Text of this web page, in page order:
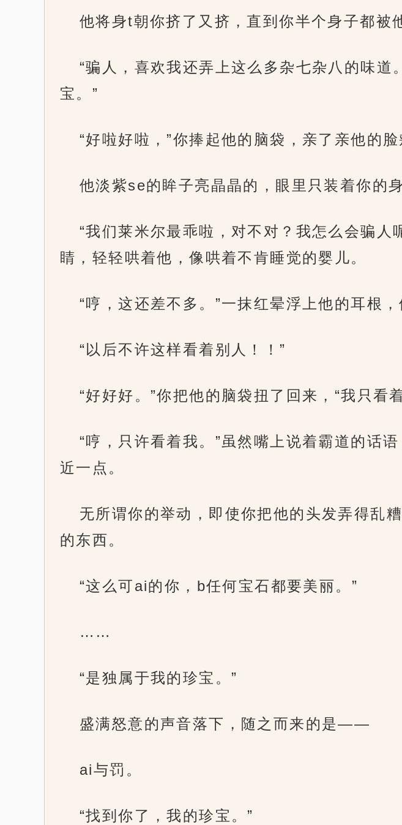
他将身t朝你挤了又挤，直到你半个身子都被
“骗人，喜欢我还弄上这么多杂七杂八的味道
宝。”
“好啦好啦，”你捧起他的脑袋，亲了亲他的
他淡紫se的眸子亮晶晶的，眼里只装着你的身
“我们莱米尔最乖啦，对不对？我怎么会骗
睛，轻轻哄着他，像哄着不肯睡觉的婴儿。
“哼，这还差不多。”一抹红晕浮上他的耳根
“以后不许这样看着别人！！”
“好好好。”你把他的脑袋扭了回来，“我只看
“哼，只许看着我。”虽然嘴上说着霸道的话
近一点。
无所谓你的举动，即使你把他的头发弄得乱
的东西。
“这么可ai的你，b任何宝石都要美丽。”
……
“是独属于我的珍宝。”
盛满怒意的声音落下，随之而来的是——
ai与罚。
“找到你了，我的珍宝。”